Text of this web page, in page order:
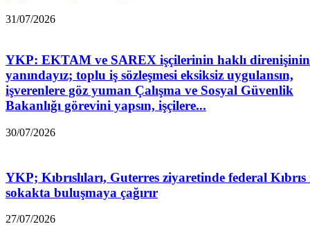
31/07/2026
YKP: EKTAM ve SAREX işçilerinin haklı direnişinin
yanındayız; toplu iş sözleşmesi eksiksiz uygulansın,
işverenlere göz yuman Çalışma ve Sosyal Güvenlik
Bakanlığı görevini yapsın, işçilere...
30/07/2026
YKP; Kıbrıslıları, Guterres ziyaretinde federal
sokakta buluşmaya çağırır
27/07/2026